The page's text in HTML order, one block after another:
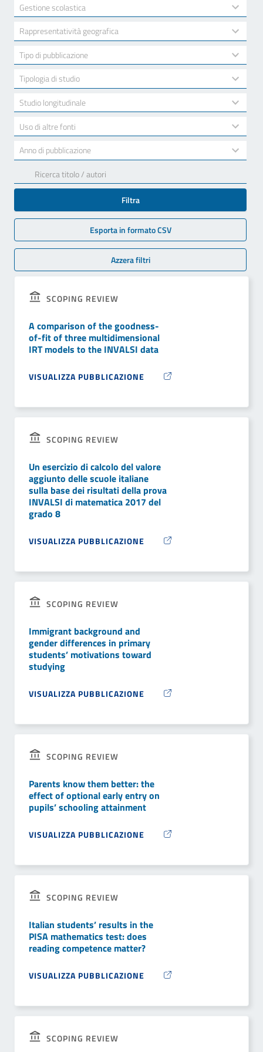
Gestione scolastica
results
available
Rappresentatività geografica
10
results
available
Tipo di pubblicazione
results
available
Tipologia di studio
results
available
Studio longitudinale
results
Uso di altre fonti
results
available
Anno di pubblicazione
17
results
available
Filtra
Esporta in formato CSV
Azzera filtri
SCOPING REVIEW
A comparison of the goodness-
of-fit of three multidimensional
IRT models to the INVALSI data
VISUALIZZA PUBBLICAZIONE
SCOPING REVIEW
Un esercizio di calcolo del valore
aggiunto delle scuole italiane
sulla base dei risultati della prova
INVALSI di matematica 2017 del
grado 8
VISUALIZZA PUBBLICAZIONE
SCOPING REVIEW
Immigrant background and
gender differences in primary
students’ motivations toward
studying
VISUALIZZA PUBBLICAZIONE
SCOPING REVIEW
Parents know them better: the
effect of optional early entry on
pupils’ schooling attainment
VISUALIZZA PUBBLICAZIONE
SCOPING REVIEW
Italian students’ results in the
PISA mathematics test: does
reading competence matter?
VISUALIZZA PUBBLICAZIONE
SCOPING REVIEW